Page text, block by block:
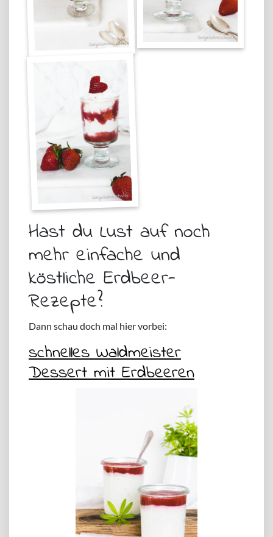
Hast du Lust auf noch
mehr einfache und
köstliche Erdbeer-
Rezepte?
Dann schau doch mal hier vorbei:
schnelles Waldmeister
Dessert mit Erdbeeren